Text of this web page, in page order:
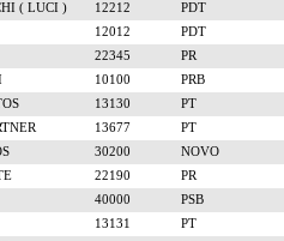
( LUCI ) 12212
PDT
12012
PDT
22345
PR
10100
PRB
13130
PT
13677
PT
30200
NOVO
22190
PR
40000
PSB
13131
PT